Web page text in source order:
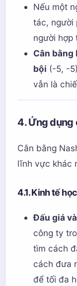
Nếu một
tác, người
người hợp
Cân bằng
bội (-5, -
vẫn là
4. Ứng dụng
Cân bằng
lĩnh vực khác
4.1. Kinh tế học
Đấu giá
công ty
tìm cách
cách đưa
để tối đa